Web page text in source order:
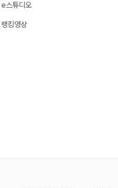
e스튜디오
랭킹영상